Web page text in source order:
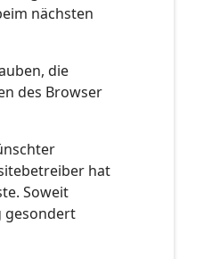
nächsten
die
des Browser
hat
Soweit
gesondert